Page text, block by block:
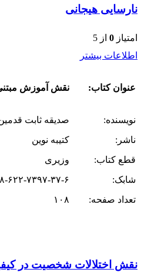
نارسایی هیجانی
امتیاز 0 از 5
اطلاعات بیشتر
عنوان کتاب: نقش آموزش
نویسنده:
صدیقه ثابت
ناشر:
کتیبه نوین
قطع کتاب:
وزیری
شابک:
۹۷۸-۶۲۲-۷۳۹۷-
تعداد صفحه:
۱۰۸
نقش اختلالات شخصیت در